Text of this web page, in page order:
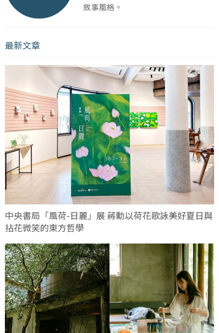
敘事風格。
最新文章
中央書局「風荷-日麗」展 蔣勳以荷花歌詠美好夏日與
拈花微笑的東方哲學